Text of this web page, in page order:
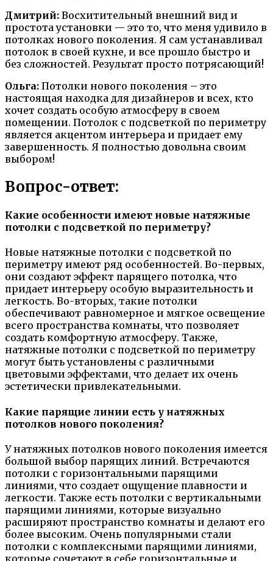
Дмитрий: Восхитительный внешний вид и
простота установки — это то, что меня удивило в
потолках нового поколения. Я сам устанавливал
потолок в своей кухне, и все прошло быстро и
без сложностей. Результат просто потрясающий!
Ольга: Потолки нового поколения – это
настоящая находка для дизайнеров и всех, кто
хочет создать особую атмосферу в своем
помещении. Потолок с подсветкой по периметру
является акцентом интерьера и придает ему
завершенность. Я полностью довольна своим
выбором!
Вопрос-ответ:
Какие особенности имеют новые натяжные
потолки с подсветкой по периметру?
Новые натяжные потолки с подсветкой по
периметру имеют ряд особенностей. Во-первых,
они создают эффект парящего потолка, что
придает интерьеру особую выразительность и
легкость. Во-вторых, такие потолки
обеспечивают равномерное и мягкое освещение
всего пространства комнаты, что позволяет
создать комфортную атмосферу. Также,
натяжные потолки с подсветкой по периметру
могут быть установлены с различными
цветовыми эффектами, что делает их очень
эстетически привлекательными.
Какие парящие линии есть у натяжных
потолков нового поколения?
У натяжных потолков нового поколения имеется
большой выбор парящих линий. Встречаются
потолки с горизонтальными парящими
линиями, что создает ощущение плавности и
легкости. Также есть потолки с вертикальными
парящими линиями, которые визуально
расширяют пространство комнаты и делают его
более высоким. Очень популярными стали
потолки с комплексными парящими линиями,
которые сочетают в себе горизонтальные и